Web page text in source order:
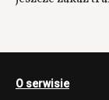
O serwisie